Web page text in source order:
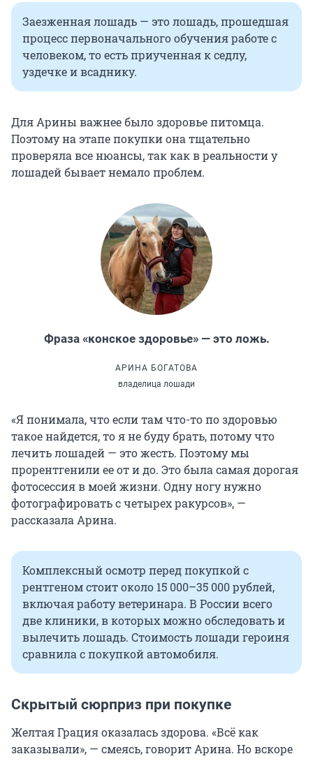
Заезженная лошадь — это лошадь, прошедшая
процесс первоначального обучения работе с
человеком, то есть приученная к седлу,
уздечке и всаднику.
Для Арины важнее было здоровье питомца.
Поэтому на этапе покупки она тщательно
проверяла все нюансы, так как в реальности у
лошадей бывает немало проблем.
Фраза «конское здоровье» — это ложь.
АРИНА БОГАТОВА
владелица лошади
«Я понимала, что если там что-то по здоровью
такое найдется, то я не буду брать, потому что
лечить лошадей — это жесть. Поэтому мы
прорентгенили ее от и до. Это была самая дорогая
фотосессия в моей жизни. Одну ногу нужно
фотографировать с четырех ракурсов», —
рассказала Арина.
Комплексный осмотр перед покупкой с
рентгеном стоит около 15 000–35 000 рублей,
включая работу ветеринара. В России всего
две клиники, в которых можно обследовать и
вылечить лошадь. Стоимость лошади героиня
сравнила с покупкой автомобиля.
Скрытый сюрприз при покупке
Желтая Грация оказалась здорова. «Всё как
заказывали», — смеясь, говорит Арина. Но вскоре